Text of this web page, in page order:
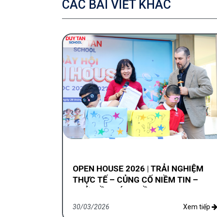
CÁC BÀI VIẾT KHÁC
OPEN HOUSE 2026 | TRẢI NGHIỆM
THỰC TẾ – CỦNG CỐ NIỀM TIN –
KHỞI ĐẦU XỨNG TẦM
30/03/2026 Xem tiếp